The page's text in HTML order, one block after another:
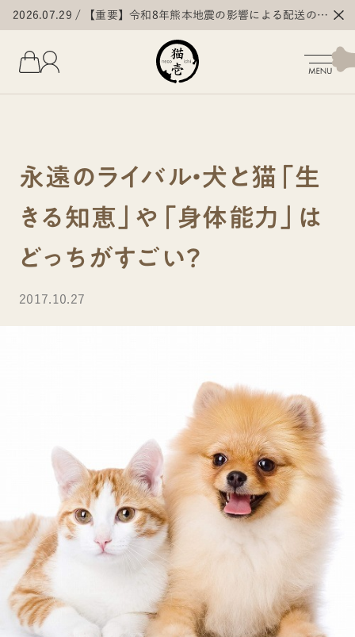
2026.07.29
【重要】令和8年熊本地震の影響による配送の遅
延・停止について
永遠のライバル・犬と猫「生
きる知恵」や「身体能力」は
どっちがすごい？
2017.10.27